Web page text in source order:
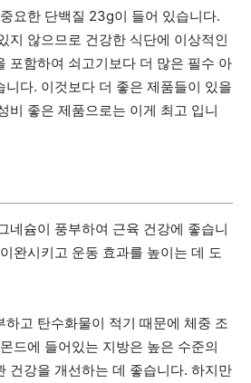
요한 단백질 23g이 들어 있습니다.
지 않으므로 건강한 식단에 이상적인
포함하여 쇠고기보다 더 많은 필수 아
니다. 이것보다 더 좋은 제품들이 있을
비 좋은 제품으로는 이게 최고 입니
네슘이 풍부하여 근육 건강에 좋습니
완시키고 운동 효과를 높이는 데 도
하고 탄수화물이 적기 때문에 체중 조
드에 들어있는 지방은 높은 수준의
건강을 개선하는 데 좋습니다. 하지만